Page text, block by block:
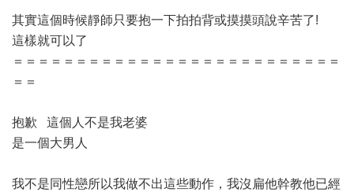
其實這個時候靜師只要抱一下拍拍背或摸摸頭說辛苦了!
這樣就可以了
＝＝＝＝＝＝＝＝＝＝＝＝＝＝＝＝＝＝＝＝＝＝＝＝＝＝
＝＝
抱歉 這個人不是我老婆
是一個大男人
我不是同性戀所以我做不出這些動作，我沒扁他幹教他已經